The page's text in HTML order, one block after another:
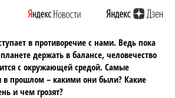
в противоречие с нами. Ведь пока
держать в балансе, человечество
с окружающей средой. Самые
в прошлом – какими они были? Какие
и чем грозят?